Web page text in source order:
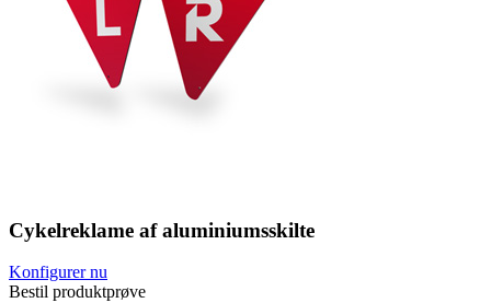
Cykelreklame af aluminiumsskilte
Konfigurer nu
Bestil produktprøve